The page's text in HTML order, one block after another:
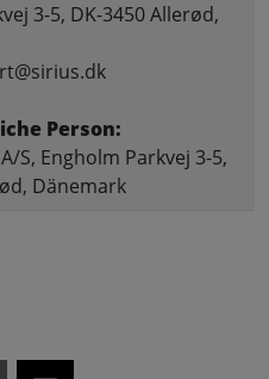
3-5, DK-3450 Allerød,
Person:
A/S, Engholm Parkvej 3-5,
Dänemark